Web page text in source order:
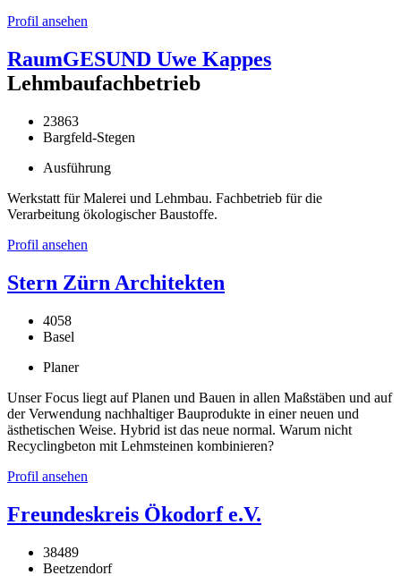
Profil ansehen
RaumGESUND Uwe Kappes
Lehmbaufachbetrieb
23863
Bargfeld-Stegen
Ausführung
Werkstatt für Malerei und Lehmbau. Fachbetrieb für die
Verarbeitung ökologischer Baustoffe.
Profil ansehen
Stern Zürn Architekten
4058
Basel
Planer
Unser Focus liegt auf Planen und Bauen in allen Maßstäben und auf
der Verwendung nachhaltiger Bauprodukte in einer neuen und
ästhetischen Weise. Hybrid ist das neue normal. Warum nicht
Recyclingbeton mit Lehmsteinen kombinieren?
Profil ansehen
Freundeskreis Ökodorf e.V.
38489
Beetzendorf